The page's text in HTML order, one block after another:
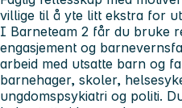
villige til å yte litt ekstra for
I Barneteam 2 får du bruke
engasjement og
arbeid med utsatte barn og
barnehager, skoler,
ungdomspsykiatri og politi.